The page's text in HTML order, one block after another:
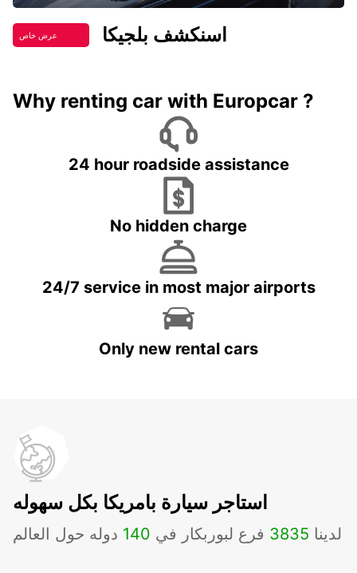
عرض خاص اسنكشف بلجيكا
Why renting car with Europcar ?
24 hour roadside assistance
No hidden charge
24/7 service in most major airports
Only new rental cars
استاجر سيارة بامريكا بكل سهوله
لدينا 3835 فرع لبوربكار في 140 دوله حول العالم